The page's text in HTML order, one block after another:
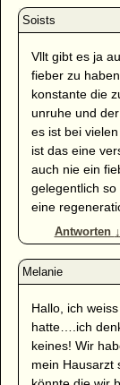
Vllt gibt es ja
fieber zu
konstante die
unruhe und
es ist bei
ist das eine
auch nie ein
gelegentlich
eine
Antworten ↓
Hallo, ich
hatte….ich
keines! Wir
mein Hausarzt